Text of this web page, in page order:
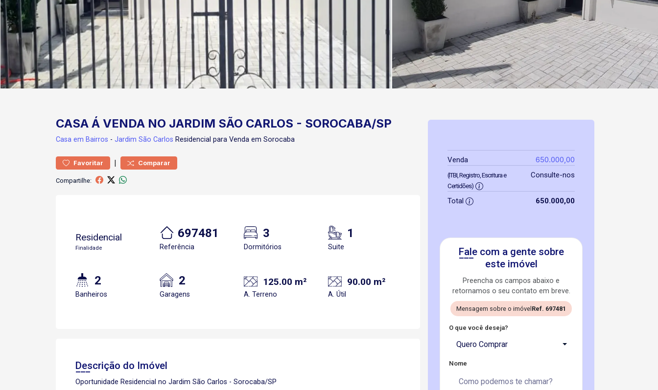
CASA Á VENDA NO JARDIM SÃO CARLOS - SOROCABA/SP
Casa em Bairros - Jardim São Carlos Residencial para Venda em Sorocaba
Favoritar | Comparar
Compartilhe:
Residencial
Finalidade
697481
Referência
3
Dormitórios
1
Suite
2
Banheiros
2
Garagens
125.00 m²
A. Terreno
90.00 m²
A. Útil
Descrição do Imóvel
Oportunidade Residencial no Jardim São Carlos - Sorocaba/SP
Venda 650.000,00
(ITBI, Registro, Escritura e
Certidões)
Consulte-nos
Total 650.000,00
Fale com a gente sobre
este imóvel
Preencha os campos abaixo e
retornamos o seu contato em breve.
Mensagem sobre o imóvel Ref. 697481
O que você deseja?
Quero Comprar
Nome